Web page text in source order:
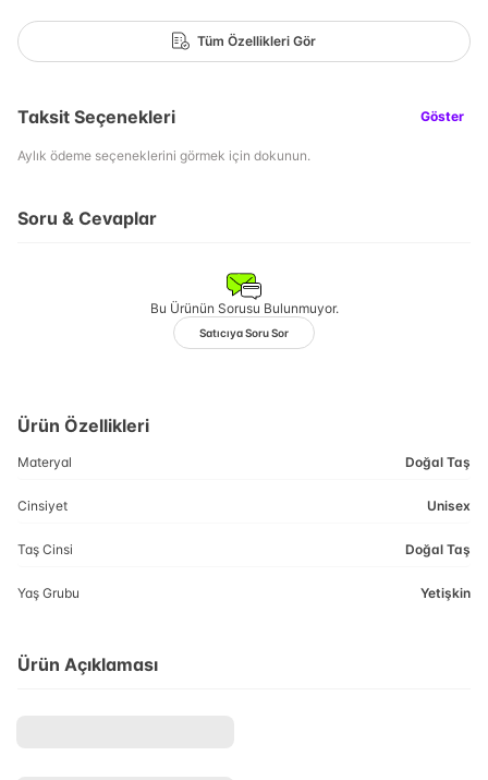
Tüm Özellikleri Gör
Taksit Seçenekleri Göster
Aylık ödeme seçeneklerini görmek için dokunun.
Soru & Cevaplar
Bu Ürünün Sorusu Bulunmuyor.
Satıcıya Soru Sor
Ürün Özellikleri
Materyal Doğal Taş
Cinsiyet Unisex
Taş Cinsi Doğal Taş
Yaş Grubu Yetişkin
Ürün Açıklaması